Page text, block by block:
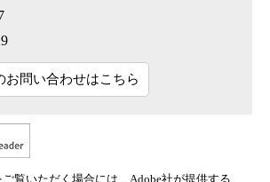
お問い合わせはこちら
覧いただく場合には、Adobe社が提供する